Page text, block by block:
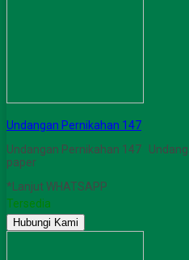
Undangan Pernikahan 147
Undangan Pernikahan 147
paper
*Lanjut WHATSAPP
Tersedia
Hubungi Kami